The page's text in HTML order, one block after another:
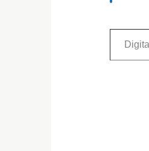
Digita la tua e-mail...